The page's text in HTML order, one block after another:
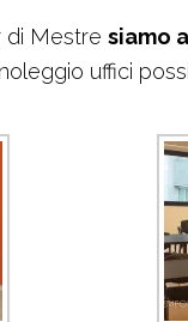
di Mestresiamo
uffici